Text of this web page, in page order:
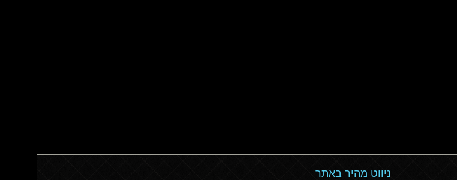
ניווט מהיר באתר